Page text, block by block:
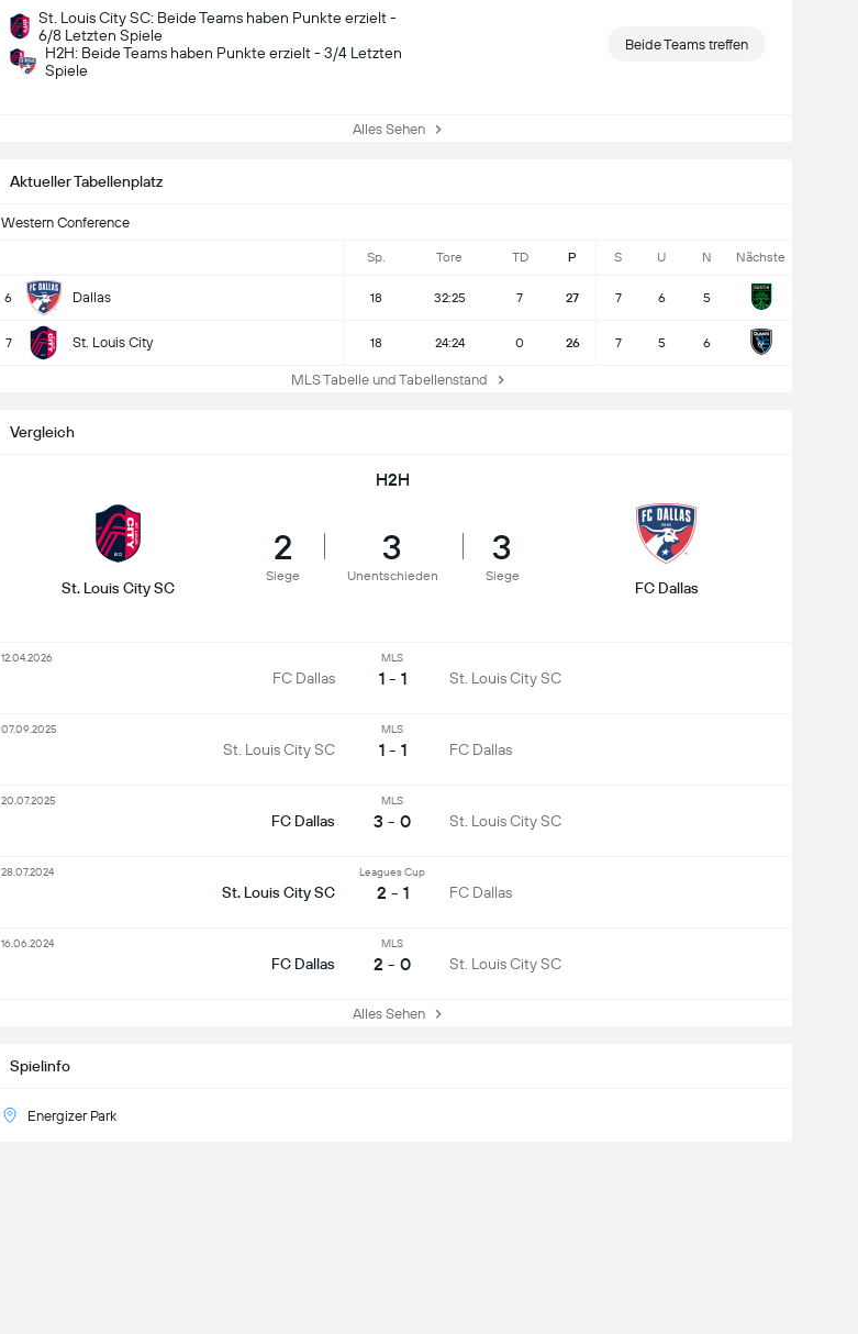
St. Louis City SC: Beide Teams haben Punkte erzielt -
6/8 Letzten Spiele
H2H: Beide Teams haben Punkte erzielt - 3/4 Letzten
Spiele
Beide Teams treffen
Alles Sehen
Aktueller Tabellenplatz
Western Conference
Sp. Tore TD P S U N Nächste
6 Dallas 18 32:25 7 27 7 6 5
7 St. Louis City 18 24:24 0 26 7 5 6
MLS Tabelle und Tabellenstand
Spielinfo
Energizer Park
Vergleich
H2H
St. Louis City SC
2
Siege
3
Unentschieden
3
Siege
FC Dallas
FC Dallas
MLS
1 - 1 St. Louis City SC
12.04.2026
St. Louis City SC
MLS
1 - 1 FC Dallas
07.09.2025
FC Dallas
MLS
3 - 0 St. Louis City SC
20.07.2025
St. Louis City SC
Leagues Cup
2 - 1 FC Dallas
28.07.2024
FC Dallas
MLS
2 - 0 St. Louis City SC
16.06.2024
Alles Sehen